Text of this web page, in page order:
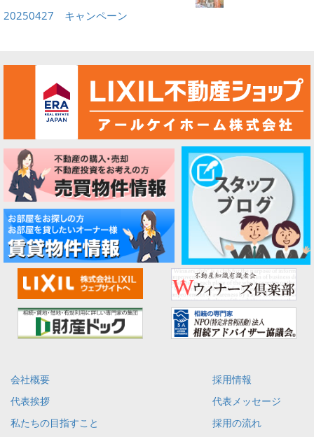
20250427 キャンペーン
会社概要
代表挨拶
私たちの目指すこと
採用情報
代表メッセージ
採用の流れ